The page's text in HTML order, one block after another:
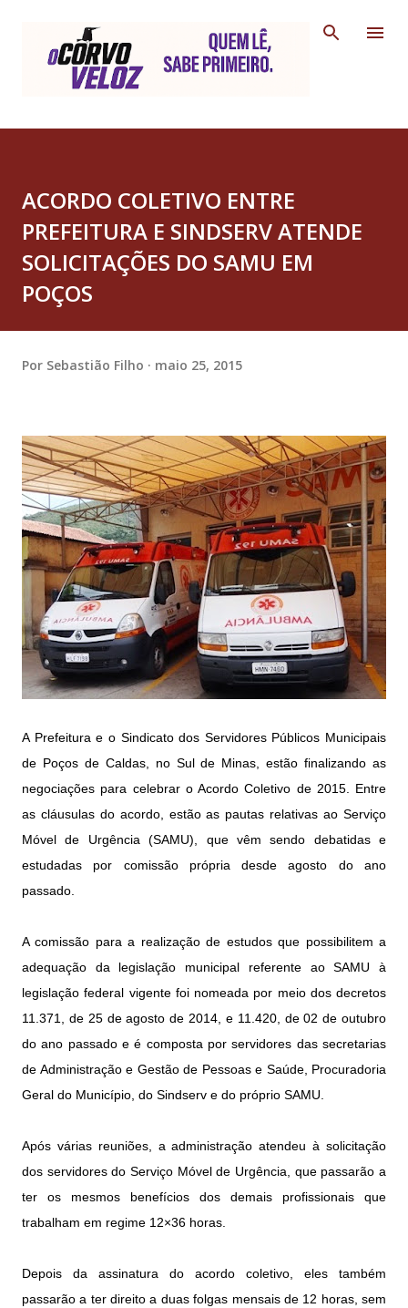
ACORDO COLETIVO ENTRE
PREFEITURA E SINDSERV ATENDE
SOLICITAÇÕES DO SAMU EM
POÇOS
Por Sebastião Filho maio 25, 2015
A Prefeitura e o Sindicato dos Servidores Públicos Municipais
de Poços de Caldas, no Sul de Minas, estão finalizando as
negociações para celebrar o Acordo Coletivo de 2015. Entre
as cláusulas do acordo, estão as pautas relativas ao Serviço
Móvel de Urgência (SAMU), que vêm sendo debatidas e
estudadas por comissão própria desde agosto do ano
passado.
A comissão para a realização de estudos que possibilitem a
adequação da legislação municipal referente ao SAMU à
legislação federal vigente foi nomeada por meio dos decretos
11.371, de 25 de agosto de 2014, e 11.420, de 02 de outubro
do ano passado e é composta por servidores das secretarias
de Administração e Gestão de Pessoas e Saúde, Procuradoria
Geral do Município, do Sindserv e do próprio SAMU.
Após várias reuniões, a administração atendeu à solicitação
dos servidores do Serviço Móvel de Urgência, que passarão a
ter os mesmos benefícios dos demais profissionais que
trabalham em regime 12×36 horas.
Depois da assinatura do acordo coletivo, eles também
passarão a ter direito a duas folgas mensais de 12 horas, sem